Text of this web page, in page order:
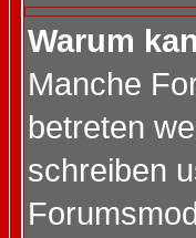
Warum
Manche
betreten
schreiben